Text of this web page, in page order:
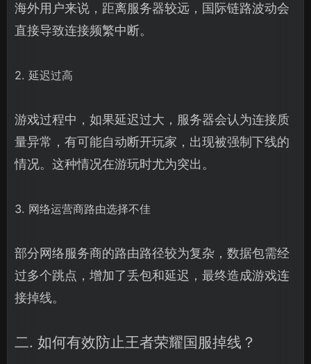
海外用户来说，距离服务器较远，国际链路波动会
直接导致连接频繁中断。
2. 延迟过高
游戏过程中，如果延迟过大，服务器会认为连接质
量异常，有可能自动断开玩家，出现被强制下线的
情况。这种情况在游玩时尤为突出。
3. 网络运营商路由选择不佳
部分网络服务商的路由路径较为复杂，数据包需经
过多个跳点，增加了丢包和延迟，最终造成游戏连
接掉线。
二. 如何有效防止王者荣耀国服掉线？